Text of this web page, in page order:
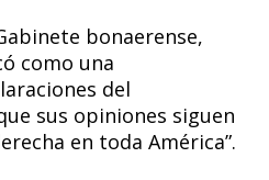
bonaerense,
como una
del
sus opiniones siguen
en toda América”.